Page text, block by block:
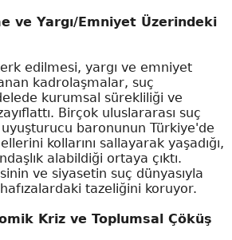
ve Yargı/Emniyet Üzerindeki
edilmesi, yargı ve emniyet
kadrolaşmalar, suç
kurumsal sürekliliği ve
Birçok uluslararası suç
baronunun Türkiye'de
kollarını sallayarak yaşadığı,
alabildiği ortaya çıktı.
ve siyasetin suç dünyasıyla
tazeliğini koruyor.
Kriz ve Toplumsal Çöküş